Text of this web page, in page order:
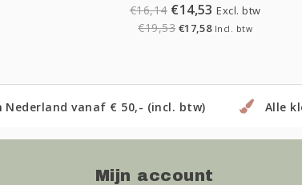
€16,14 €14,53 Excl. btw
€19,53 €17,58 Incl. btw
Nederland vanaf € 50,- (incl. btw) Alle
Mijn account